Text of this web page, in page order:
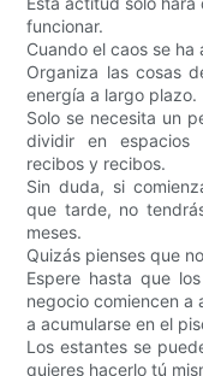
funcionar.
Cuando el caos se ha
Organiza las cosas
energía a largo plazo.
Solo se necesita un
dividir en espacios
recibos y recibos.
Sin duda, si
que tarde, no
meses.
Quizás pienses que
Espere hasta que
negocio comiencen a
a acumularse en el
Los estantes se
quieres hacerlo tú